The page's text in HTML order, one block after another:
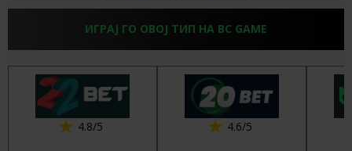
ИГРАЈ ГО ОВОЈ ТИП НА BC GAME
4.8/5 4.6/5